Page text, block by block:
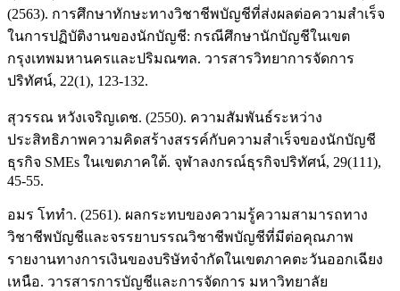
(2563). การศึกษาทักษะทางวิชาชีพบัญชีที่ส่งผลต่อความสำเร็จ
ในการปฏิบัติงานของนักบัญชี: กรณีศึกษานักบัญชีในเขต
กรุงเทพมหานครและปริมณฑล. วารสารวิทยาการจัดการ
ปริทัศน์, 22(1), 123-132.
สุวรรณ หวังเจริญเดช. (2550). ความสัมพันธ์ระหว่าง
ประสิทธิภาพความคิดสร้างสรรค์กับความสำเร็จของนักบัญชี
ธุรกิจ SMEs ในเขตภาคใต้. จุฬาลงกรณ์ธุรกิจปริทัศน์, 29(111),
45-55.
อมร โททำ. (2561). ผลกระทบของความรู้ความสามารถทาง
วิชาชีพบัญชีและจรรยาบรรณวิชาชีพบัญชีที่มีต่อคุณภาพ
รายงานทางการเงินของบริษัทจำกัดในเขตภาคตะวันออกเฉียง
เหนือ. วารสารการบัญชีและการจัดการ มหาวิทยาลัย